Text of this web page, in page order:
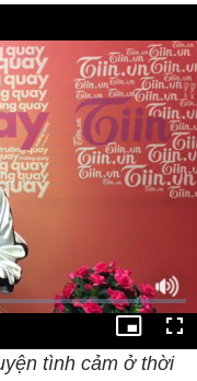
tình cảm ở thời